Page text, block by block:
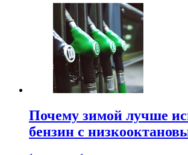
Почему зимой лучше
бензин с